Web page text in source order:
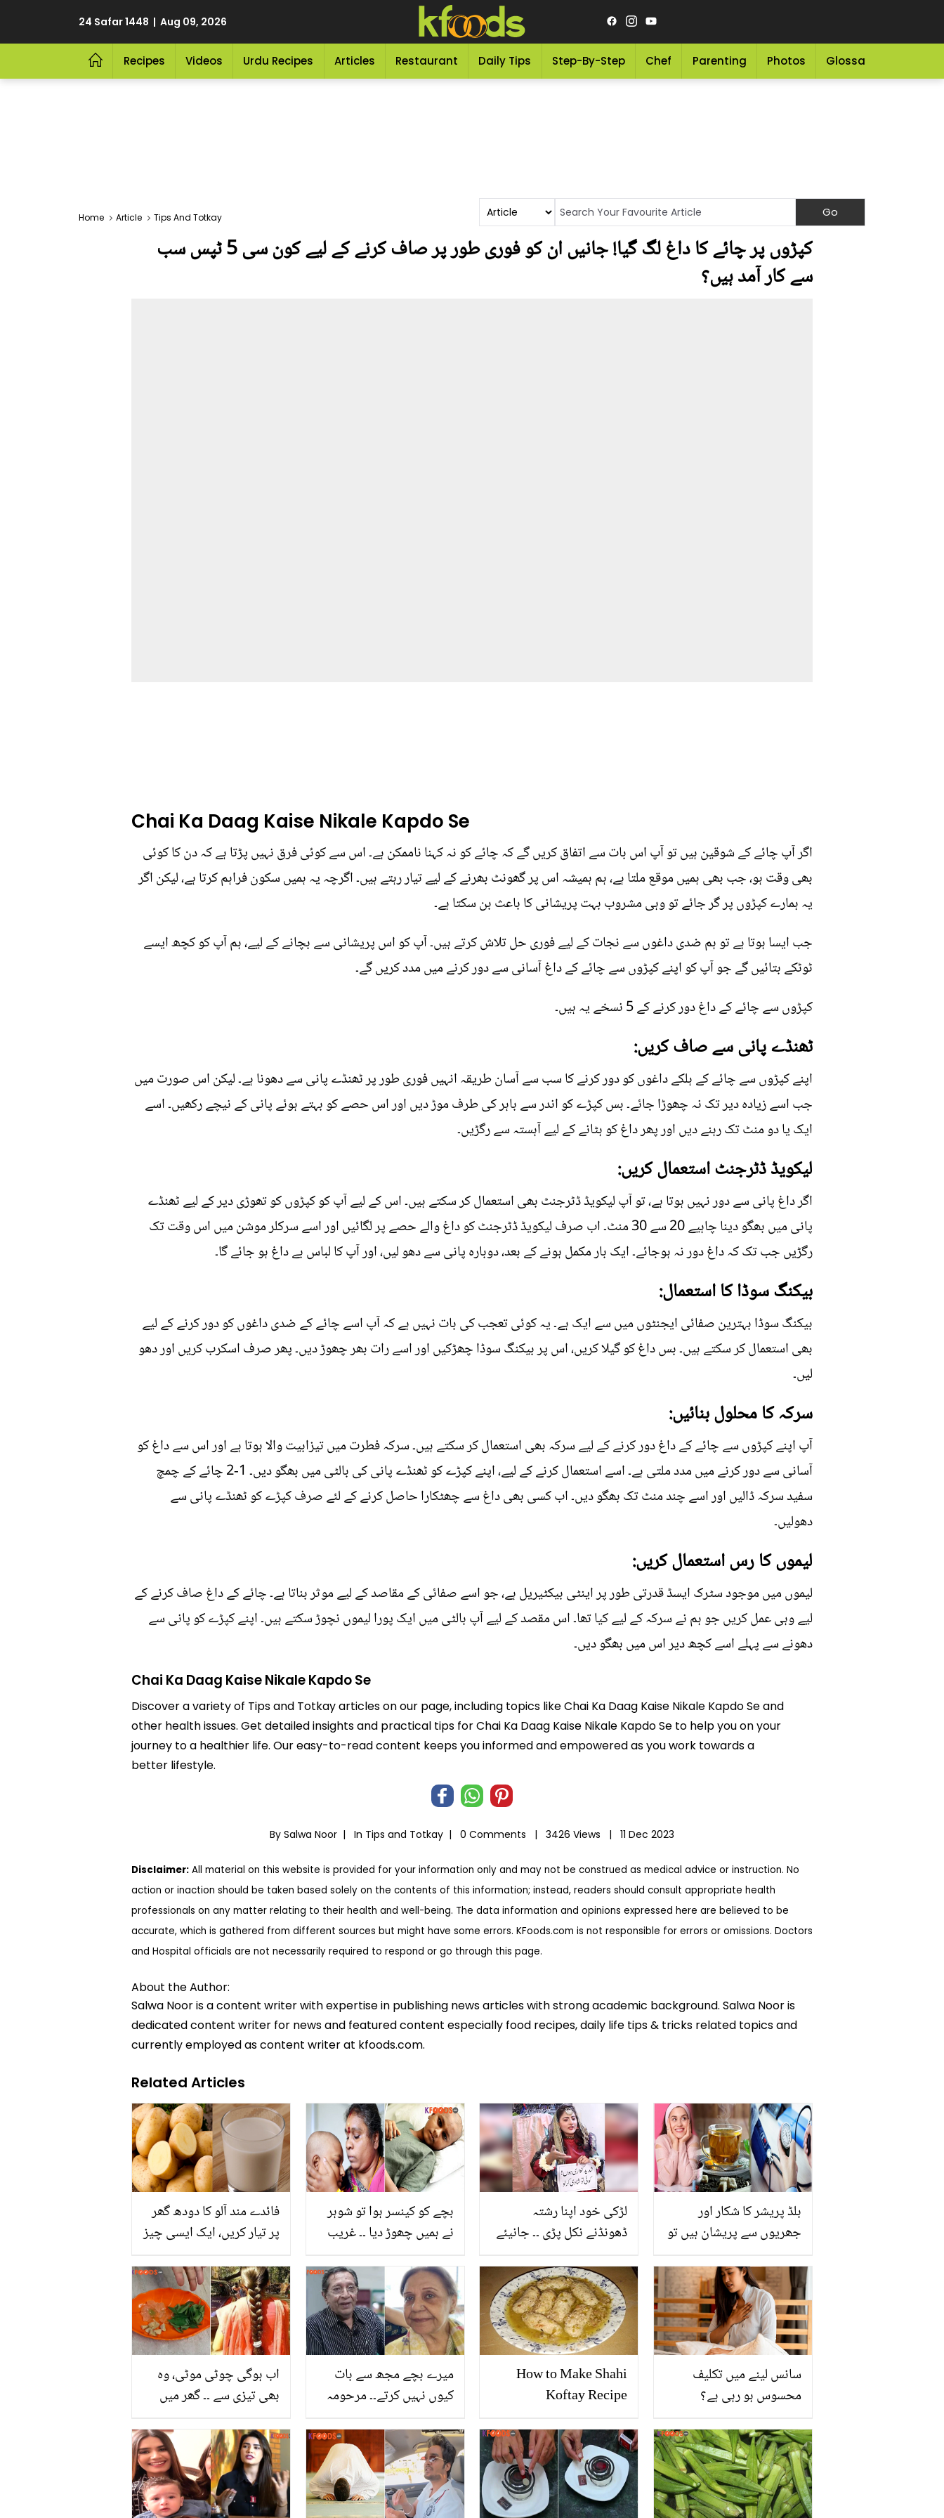
24 Safar 1448 | Aug 09, 2026
Recipes Videos Urdu Recipes Articles Restaurant Daily Tips Step-By-Step Chef Parenting Photos Glossary
Home Article Tips And Totkay
کپڑوں پر چائے کا داغ لگ گیا! جانیں ان کو فوری طور پر صاف کرنے کے لیے کون سی 5 ٹپس سب
سے کار آمد ہیں؟
Chai Ka Daag Kaise Nikale Kapdo Se
اگر آپ چائے کے شوقین ہیں تو آپ اس بات سے اتفاق کریں گے کہ چائے کو نہ کہنا ناممکن ہے۔ اس سے کوئی فرق نہیں پڑتا ہے کہ دن کا کوئی
بھی وقت ہو، جب بھی ہمیں موقع ملتا ہے، ہم ہمیشہ اس پر گھونٹ بھرنے کے لیے تیار رہتے ہیں۔ اگرچہ یہ ہمیں سکون فراہم کرتا ہے، لیکن اگر
یہ ہمارے کپڑوں پر گر جائے تو وہی مشروب بہت پریشانی کا باعث بن سکتا ہے۔
جب ایسا ہوتا ہے تو ہم ضدی داغوں سے نجات کے لیے فوری حل تلاش کرتے ہیں۔ آپ کو اس پریشانی سے بچانے کے لیے، ہم آپ کو کچھ ایسے
ٹوٹکے بتائیں گے جو آپ کو اپنے کپڑوں سے چائے کے داغ آسانی سے دور کرنے میں مدد کریں گے۔
کپڑوں سے چائے کے داغ دور کرنے کے 5 نسخے یہ ہیں۔
ٹھنڈے پانی سے صاف کریں:
اپنے کپڑوں سے چائے کے ہلکے داغوں کو دور کرنے کا سب سے آسان طریقہ انہیں فوری طور پر ٹھنڈے پانی سے دھونا ہے۔ لیکن اس صورت میں
جب اسے زیادہ دیر تک نہ چھوڑا جائے۔ بس کپڑے کو اندر سے باہر کی طرف موڑ دیں اور اس حصے کو بہتے ہوئے پانی کے نیچے رکھیں۔ اسے
ایک یا دو منٹ تک رہنے دیں اور پھر داغ کو ہٹانے کے لیے آہستہ سے رگڑیں۔
لیکویڈ ڈٹرجنٹ استعمال کریں:
اگر داغ پانی سے دور نہیں ہوتا ہے، تو آپ لیکویڈ ڈٹرجنٹ بھی استعمال کر سکتے ہیں۔ اس کے لیے آپ کو کپڑوں کو تھوڑی دیر کے لیے ٹھنڈے
پانی میں بھگو دینا چاہیے 20 سے 30 منٹ۔ اب صرف لیکویڈ ڈٹرجنٹ کو داغ والے حصے پر لگائیں اور اسے سرکلر موشن میں اس وقت تک
رگڑیں جب تک کہ داغ دور نہ ہوجائے۔ ایک بار مکمل ہونے کے بعد، دوبارہ پانی سے دھو لیں، اور آپ کا لباس بے داغ ہو جائے گا۔
بیکنگ سوڈا کا استعمال:
بیکنگ سوڈا بہترین صفائی ایجنٹوں میں سے ایک ہے۔ یہ کوئی تعجب کی بات نہیں ہے کہ آپ اسے چائے کے ضدی داغوں کو دور کرنے کے لیے
بھی استعمال کر سکتے ہیں۔ بس داغ کو گیلا کریں، اس پر بیکنگ سوڈا چھڑکیں اور اسے رات بھر چھوڑ دیں۔ پھر صرف اسکرب کریں اور دھو
لیں۔
سرکہ کا محلول بنائیں:
آپ اپنے کپڑوں سے چائے کے داغ دور کرنے کے لیے سرکہ بھی استعمال کر سکتے ہیں۔ سرکہ فطرت میں تیزابیت والا ہوتا ہے اور اس سے داغ کو
آسانی سے دور کرنے میں مدد ملتی ہے۔ اسے استعمال کرنے کے لیے، اپنے کپڑے کو ٹھنڈے پانی کی بالٹی میں بھگو دیں۔ 1-2 چائے کے چمچ
سفید سرکہ ڈالیں اور اسے چند منٹ تک بھگو دیں۔ اب کسی بھی داغ سے چھٹکارا حاصل کرنے کے لئے صرف کپڑے کو ٹھنڈے پانی سے
دھولیں۔
لیموں کا رس استعمال کریں:
لیموں میں موجود سٹرک ایسڈ قدرتی طور پر اینٹی بیکٹیریل ہے، جو اسے صفائی کے مقاصد کے لیے موثر بناتا ہے۔ چائے کے داغ صاف کرنے کے
لیے وہی عمل کریں جو ہم نے سرکہ کے لیے کیا تھا۔ اس مقصد کے لیے آپ بالٹی میں ایک پورا لیموں نچوڑ سکتے ہیں۔ اپنے کپڑے کو پانی سے
دھونے سے پہلے اسے کچھ دیر اس میں بھگو دیں۔
Chai Ka Daag Kaise Nikale Kapdo Se
Discover a variety of Tips and Totkay articles on our page, including topics like Chai Ka Daag Kaise Nikale Kapdo Se and
other health issues. Get detailed insights and practical tips for Chai Ka Daag Kaise Nikale Kapdo Se to help you on your
journey to a healthier life. Our easy-to-read content keeps you informed and empowered as you work towards a
better lifestyle.
By Salwa Noor | In Tips and Totkay | 0 Comments | 3426 Views | 11 Dec 2023
Disclaimer: All material on this website is provided for your information only and may not be construed as medical advice or instruction. No
action or inaction should be taken based solely on the contents of this information; instead, readers should consult appropriate health
professionals on any matter relating to their health and well-being. The data information and opinions expressed here are believed to be
accurate, which is gathered from different sources but might have some errors. KFoods.com is not responsible for errors or omissions. Doctors
and Hospital officials are not necessarily required to respond or go through this page.
About the Author:
Salwa Noor is a content writer with expertise in publishing news articles with strong academic background. Salwa Noor is
dedicated content writer for news and featured content especially food recipes, daily life tips & tricks related topics and
currently employed as content writer at kfoods.com.
Related Articles
فائدے مند آلو کا دودھ گھر
پر تیار کریں، ایک ایسی چیز
مچا دیا
بچے کو کینسر ہوا تو شوہر
نے ہمیں چھوڑ دیا ۔۔ غریب
کیسے پالا؟ ماں کی ایسی
کہانی جو معاشرے کی سنگ
دلی کا منہ بولتا ثبوت ہے
لڑکی خود اپنا رشتہ
ڈھونڈنے نکل پڑی ۔۔ جانیئے
ہاتھ میں اپنی شادی کا
اشتہار لیے گھوم رہی ہے؟
بلڈ پریشر کا شکار اور
جھریوں سے پریشان ہیں تو
کیونکہ۔۔۔ جانیں خود کو فٹ
اور جوان رکھنے کے 5
زبردست قہوے
اب ہوگی چوٹی موٹی، وہ
بھی تیزی سے ۔۔ گھر میں
لوشن، جو مہنگے پروڈکٹس
کی چھٹی کردے
میرے بچے مجھ سے بات
کیوں نہیں کرتے۔۔ مرحومہ
طلعت حسین سے آخری
گفتگو کیا کی تھی؟
How to Make Shahi
Koftay Recipe
سانس لینے میں تکلیف
محسوس ہو رہی ہے؟
نسخے جو سانس سے جڑے
مسائل کا خاتمہ کر سکتے
ہیں